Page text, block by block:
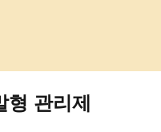
관리제